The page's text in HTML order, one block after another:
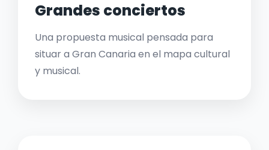
Grandes conciertos
Una propuesta musical pensada para
situar a Gran Canaria en el mapa cultural
y musical.